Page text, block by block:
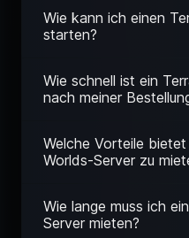
Wie kann ich einen
starten?
Wie schnell ist ein
nach meiner
Welche Vorteile
Worlds-Server zu
Wie lange muss ich
Server mieten?